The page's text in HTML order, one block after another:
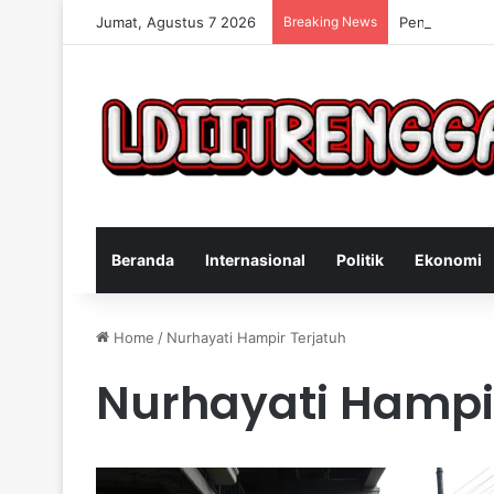
Jumat, Agustus 7 2026 Breaking News
Beranda Internasional Politik Ekonomi
Home / Nurhayati Hampir Terjatuh
Nurhayati